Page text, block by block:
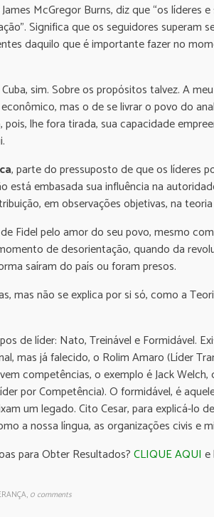
McGregor Burns, diz que “os líderes
Significa que os seguidores
daquilo que é importante fazer no
sim. Sobre os propósitos talvez. A
mas o de se livrar o povo do
lhe fora tirada, sua capacidade
, parte do pressuposto de que os líderes
embasada sua influência na
em observações objetivas, na
Fidel pelo amor do seu povo, mesmo
de desorientação, quando da
saíram do país ou foram presos.
mas não se explica por si só, como a
de líder: Nato, Treinável e Formidável.
mas já falecido, o Rolim Amaro (Líder
competências, o exemplo é Jack
por Competência). O formidável, é
um legado. Cito Cesar, para explicá-lo
a nossa língua, as organizações civis e
para Obter Resultados?CLIQUE AQUI e
, 0 comments